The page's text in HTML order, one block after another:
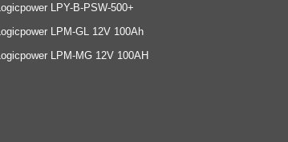
Logicpower LPY-B-PSW-500+
Logicpower LPM-GL 12V 100Ah
Logicpower LPM-MG 12V 100AH